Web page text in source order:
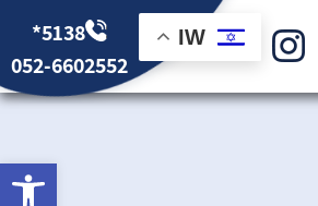
IW
*5138
052-6602552